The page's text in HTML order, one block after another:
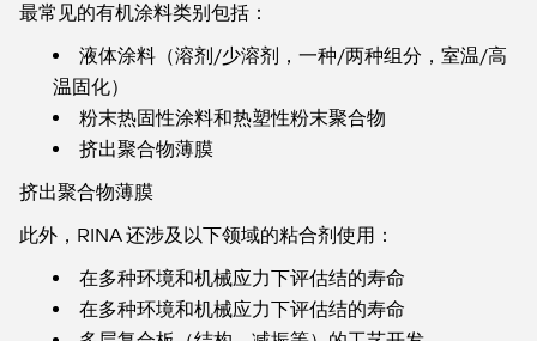
最常见的有机涂料类别包括：
液体涂料（溶剂/少溶剂，一种/两种组分，室温/高
温固化）
粉末热固性涂料和热塑性粉末聚合物
挤出聚合物薄膜
挤出聚合物薄膜
此外，RINA 还涉及以下领域的粘合剂使用：
在多种环境和机械应力下评估结的寿命
在多种环境和机械应力下评估结的寿命